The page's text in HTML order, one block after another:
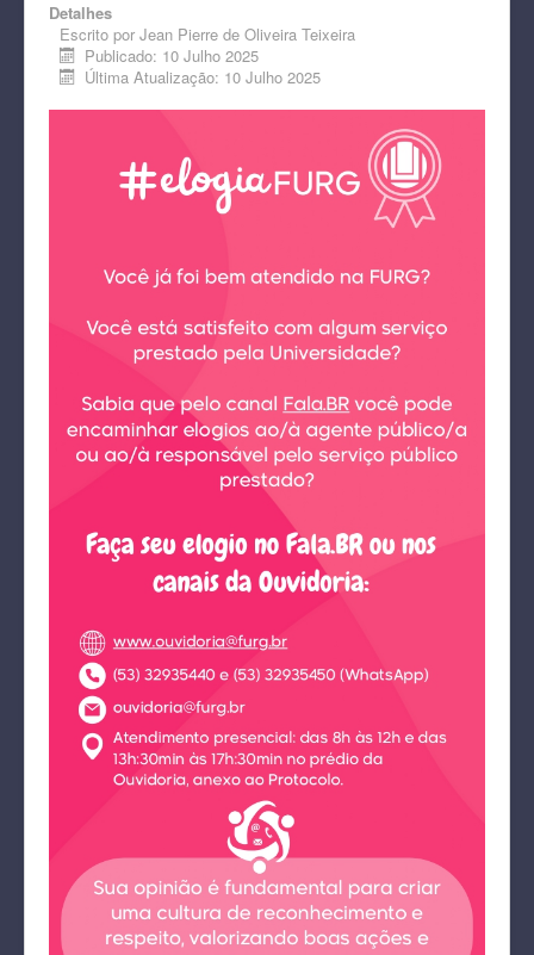
Detalhes
Escrito por Jean Pierre de Oliveira Teixeira
Publicado: 10 Julho 2025
Última Atualização: 10 Julho 2025